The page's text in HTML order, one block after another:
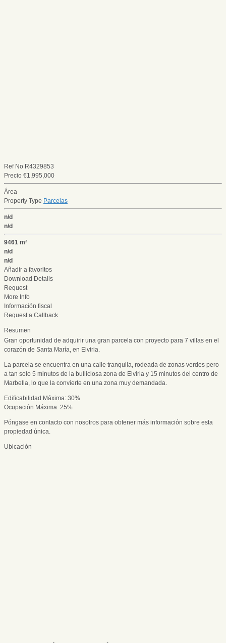
Ref No R4329853
Precio €1,995,000
Área
Property Type Parcelas
n/d
n/d
9461 m²
n/d
n/d
Añadir a favoritos
Download Details
Request
More Info
Información fiscal
Request a Callback
Resumen
Gran oportunidad de adquirir una gran parcela con proyecto para 7 villas en el
corazón de Santa María, en Elviria.
La parcela se encuentra en una calle tranquila, rodeada de zonas verdes pero
a tan solo 5 minutos de la bulliciosa zona de Elviria y 15 minutos del centro de
Marbella, lo que la convierte en una zona muy demandada.
Edificabilidad Máxima: 30%
Ocupación Máxima: 25%
Póngase en contacto con nosotros para obtener más información sobre esta
propiedad única.
Ubicación